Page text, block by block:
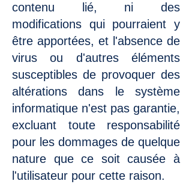
contenu lié, ni des
modifications qui pourraient y
être apportées, et l'absence de
virus ou d'autres éléments
susceptibles de provoquer des
altérations dans le système
informatique n'est pas garantie,
excluant toute responsabilité
pour les dommages de quelque
nature que ce soit causée à
l'utilisateur pour cette raison.